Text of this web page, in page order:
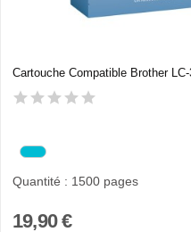
Cartouche Compatible Brother
Quantité : 1500 pages
19,90 €